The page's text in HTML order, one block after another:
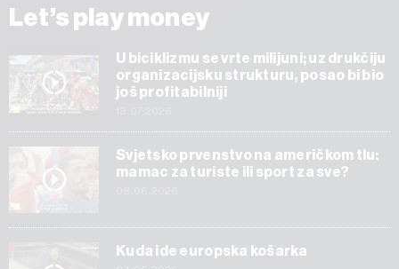
Let’s play money
U biciklizmu se vrte milijuni; uz drukčiju
organizacijsku strukturu, posao bi bio
još profitabilniji
Svjetsko prvenstvo na američkom tlu:
mamac za turiste ili sport za sve?
Kuda ide europska košarka